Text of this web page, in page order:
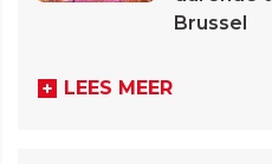
Brussel
LEES MEER